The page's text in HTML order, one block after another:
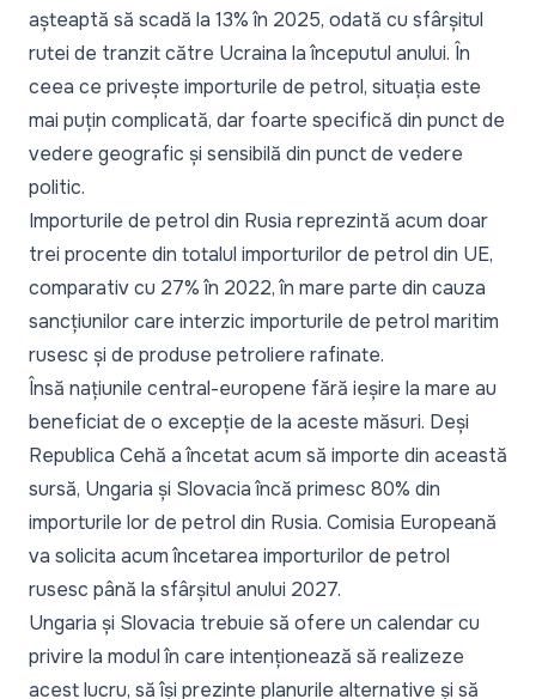
așteaptă să scadă la 13% în 2025, odată cu sfârșitul
rutei de tranzit către Ucraina la începutul anului. În
ceea ce privește importurile de petrol, situația este
mai puțin complicată, dar foarte specifică din punct de
vedere geografic și sensibilă din punct de vedere
politic.
Importurile de petrol din Rusia reprezintă acum doar
trei procente din totalul importurilor de petrol din UE,
comparativ cu 27% în 2022, în mare parte din cauza
sancțiunilor care interzic importurile de petrol maritim
rusesc și de produse petroliere rafinate.
Însă națiunile central-europene fără ieșire la mare au
beneficiat de o excepție de la aceste măsuri. Deși
Republica Cehă a încetat acum să importe din această
sursă, Ungaria și Slovacia încă primesc 80% din
importurile lor de petrol din Rusia. Comisia Europeană
va solicita acum încetarea importurilor de petrol
rusesc până la sfârșitul anului 2027.
Ungaria și Slovacia trebuie să ofere un calendar cu
privire la modul în care intenționează să realizeze
acest lucru, să își prezinte planurile alternative și să